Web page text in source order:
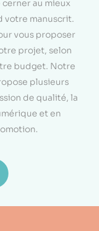
cerner au mieux
votre manuscrit.
vous proposer
projet, selon
budget. Notre
plusieurs
de qualité, la
et en